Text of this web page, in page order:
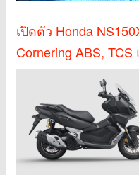
เปิดตัว Honda
Cornering ABS,